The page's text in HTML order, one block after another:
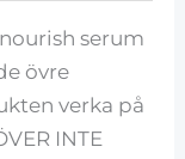
serum
övre
verka på
INTE